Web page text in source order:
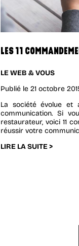
LES 11
LE WEB & VOUS
Publié le 21 octobre
La société évolue et
communication. Si
restaurateur, voici 11
réussir votre
LIRE LA SUITE >